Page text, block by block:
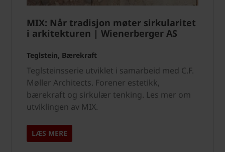
MIX: Når tradisjon møter sirkularitet
i arkitekturen | Wienerberger AS
Teglstein, Bærekraft
Teglsteinsserie utviklet i samarbeid med C.F.
Møller Architects. Forener estetikk,
bærekraft og sirkulær tenking. Les mer om
utviklingen av MIX.
LÆS MERE